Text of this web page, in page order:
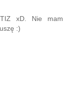
xD. Nie mam
:)